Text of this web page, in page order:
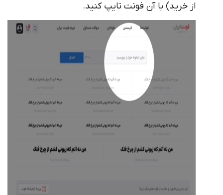
از خرید) با آن فونت تایپ کنید.